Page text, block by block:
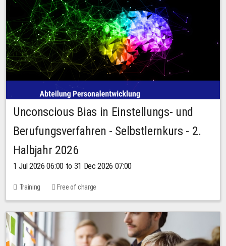
Unconscious Bias in Einstellungs- und
Berufungsverfahren - Selbstlernkurs - 2.
Halbjahr 2026
1 Jul 2026 06:00 to 31 Dec 2026 07:00
Training Free of charge